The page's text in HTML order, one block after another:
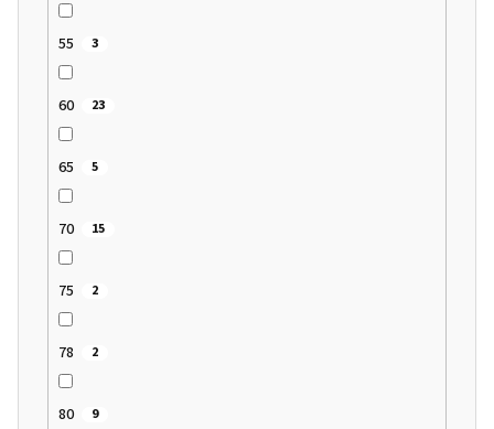
55 3
60 23
65 5
70 15
75 2
78 2
80 9